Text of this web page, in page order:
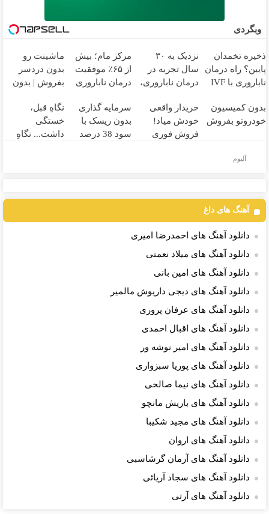
وبگردی
ذخیره تخمدان
پایین؟ راه درمان
ناباروری با IVF
🌱
نزدیک به ۳۰
سال تجربه در
درمان ناباروری،
فوق‌تخصصی
مام 👩‍⚕️
مرکز مام؛ بیش
از ۶۵٪ موفقیت
درمان ناباروری
ماشینت رو
بدون دردسر
بفروش | بدون
بدون کمیسیون
خودروتو بفروش
خریدار واقعی
خودش میاد!
فروش فوری
سرمایه گذاری
بدون ریسک با
سود 38 درصد
نگاهِ قبل،
خستگی
داشت... نگاهِ
آلبوم
آهنگ های داغ
دانلود آهنگ های احمدرضا امیری
دانلود آهنگ های میلاد نعمتی
دانلود آهنگ های امین بانی
دانلود آهنگ های دیجی داریوش مالمیر
دانلود آهنگ های عرفان پروری
دانلود آهنگ های اقبال احمدی
دانلود آهنگ های امیر نوشه ور
دانلود آهنگ های پوریا سبزواری
دانلود آهنگ های نیما صالحی
دانلود آهنگ های باریش مانچو
دانلود آهنگ های مجید شکیبا
دانلود آهنگ های اروان
دانلود آهنگ های آرمان گرشاسبی
دانلود آهنگ های سجاد آریائی
دانلود آهنگ های آرتی